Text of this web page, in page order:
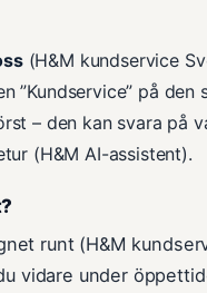
(H&M kundservice
”Kundservice” på den
– den kan svara på
(H&M AI-assistent).
runt (H&M
vidare under